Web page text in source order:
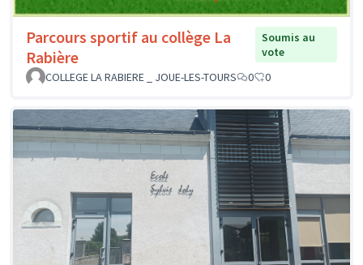
Parcours sportif au collège La
Rabière
Soumis au
vote
COLLEGE LA RABIERE _ JOUE-LES-TOURS
0 0